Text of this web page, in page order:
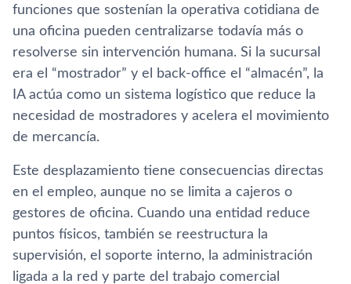
funciones que sostenían la operativa cotidiana de
una oficina pueden centralizarse todavía más o
resolverse sin intervención humana. Si la sucursal
era el “mostrador” y el back-office el “almacén”, la
IA actúa como un sistema logístico que reduce la
necesidad de mostradores y acelera el movimiento
de mercancía.
Este desplazamiento tiene consecuencias directas
en el empleo, aunque no se limita a cajeros o
gestores de oficina. Cuando una entidad reduce
puntos físicos, también se reestructura la
supervisión, el soporte interno, la administración
ligada a la red y parte del trabajo comercial